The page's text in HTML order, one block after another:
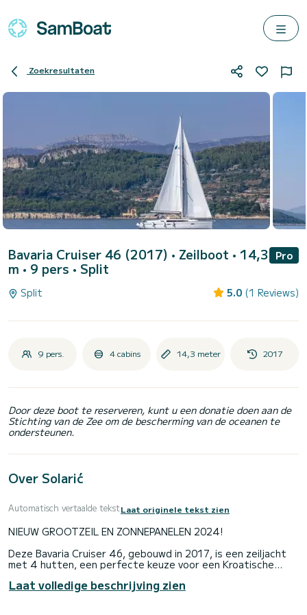
Zoekresultaten
Bavaria Cruiser 46 (2017) • Zeilboot • 14,3
m • 9 pers • Split
Pro
Split 5.0 (1 Reviews)
9 pers. 4 cabins 14,3 meter 2017
Door deze boot te reserveren, kunt u een donatie doen aan de
Stichting van de Zee om de bescherming van de oceanen te
ondersteunen.
Over Solarić
Automatisch vertaalde tekstLaat originele tekst zien
NIEUW GROOTZEIL EN ZONNEPANELEN 2024!
Deze Bavaria Cruiser 46, gebouwd in 2017, is een zeiljacht
met 4 hutten, een perfecte keuze voor een Kroatische
comfortabel plaats aan maximaal 9 personen. Het heeft een
volledig uitgeruste keuken die is verbonden met de
Laat volledige beschrijving zien